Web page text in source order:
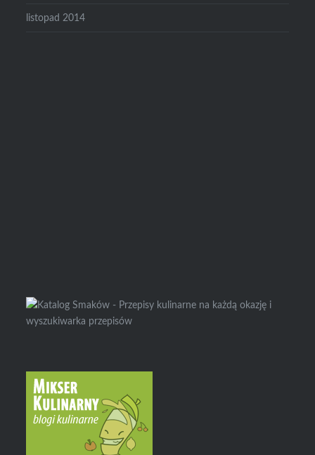
listopad 2014